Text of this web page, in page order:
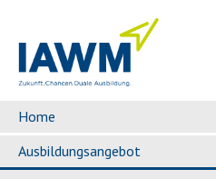
Home
Ausbildungsangebot